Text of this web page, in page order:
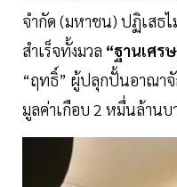
จำกัด (มหาชน) ปฏิเสธไ
สำเร็จทั้งมวล “ฐานเศร
“ฤทธิ์” ผู้ปลุกปั้นอาณาจั
มูลค่าเกือบ 2 หมื่นล้านบ